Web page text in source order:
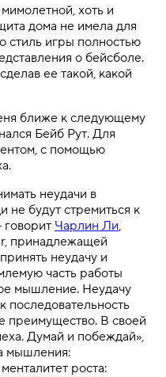
хоть и
дома не имела для
стиль игры полностью
о бейсболе.
ее такой, какой
ближе к следующему
Бейб Рут. Для
с помощью
неудачи в
не будут стремиться к
Чарлин Ли,
принадлежащей
неудачу и
часть работы
мышление. Неудачу
последовательность
преимущество. В своей
Думай и побеждай»,
мышления:
роста: